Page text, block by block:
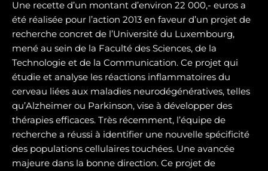
Une recette d’un montant d’environ 22 000,- euros a
été réalisée pour l’action 2013 en faveur d’un projet de
recherche concret de l’Université du Luxembourg,
mené au sein de la Faculté des Sciences, de la
Technologie et de la Communication. Ce projet qui
étudie et analyse les réactions inflammatoires du
cerveau liées aux maladies neurodégénératives, telles
qu’Alzheimer ou Parkinson, vise à développer des
thérapies efficaces. Très récemment, l’équipe de
recherche a réussi à identifier une nouvelle spécificité
des populations cellulaires touchées. Une avancée
majeure dans la bonne direction. Ce projet de